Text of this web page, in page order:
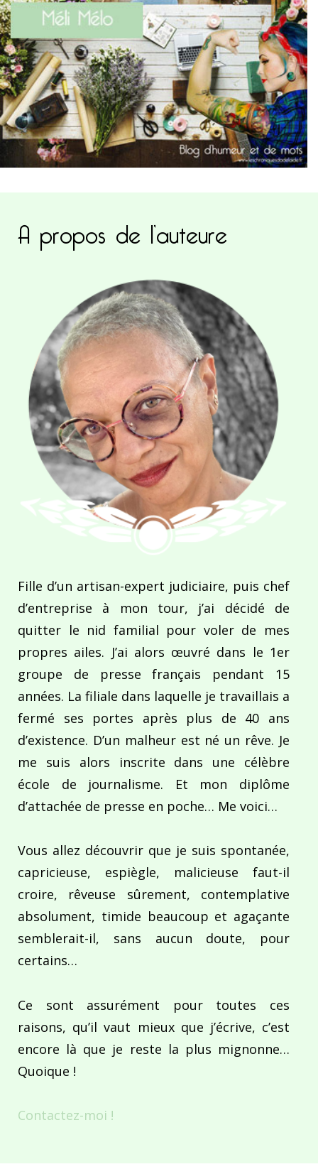
A propos de l’auteure
Fille d’un artisan-expert judiciaire, puis chef
d’entreprise à mon tour, j’ai décidé de
quitter le nid familial pour voler de mes
propres ailes. J’ai alors œuvré dans le 1er
groupe de presse français pendant 15
années. La filiale dans laquelle je travaillais a
fermé ses portes après plus de 40 ans
d’existence. D’un malheur est né un rêve. Je
me suis alors inscrite dans une célèbre
école de journalisme. Et mon diplôme
d’attachée de presse en poche… Me voici…
Vous allez découvrir que je suis spontanée,
capricieuse, espiègle, malicieuse faut-il
croire, rêveuse sûrement, contemplative
absolument, timide beaucoup et agaçante
semblerait-il, sans aucun doute, pour
certains…
Ce sont assurément pour toutes ces
raisons, qu’il vaut mieux que j’écrive, c’est
encore là que je reste la plus mignonne…
Quoique !
Contactez-moi !